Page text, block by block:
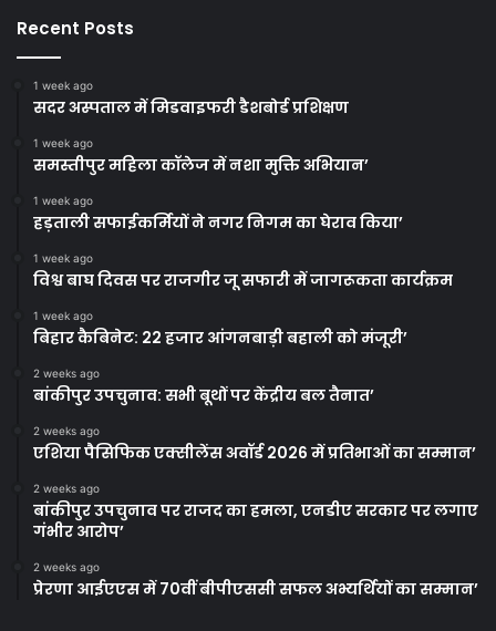
Recent Posts
1 week ago
सदर अस्पताल में मिडवाइफरी डैशबोर्ड प्रशिक्षण
1 week ago
समस्तीपुर महिला कॉलेज में नशा मुक्ति अभियान’
1 week ago
हड़ताली सफाईकर्मियों ने नगर निगम का घेराव किया’
1 week ago
विश्व बाघ दिवस पर राजगीर जू सफारी में जागरूकता कार्यक्रम
1 week ago
बिहार कैबिनेट: 22 हजार आंगनबाड़ी बहाली को मंजूरी’
2 weeks ago
बांकीपुर उपचुनाव: सभी बूथों पर केंद्रीय बल तैनात’
2 weeks ago
एशिया पैसिफिक एक्सीलेंस अवॉर्ड 2026 में प्रतिभाओं का सम्मान’
2 weeks ago
बांकीपुर उपचुनाव पर राजद का हमला, एनडीए सरकार पर लगाए
गंभीर आरोप’
2 weeks ago
प्रेरणा आईएएस में 70वीं बीपीएससी सफल अभ्यर्थियों का सम्मान’